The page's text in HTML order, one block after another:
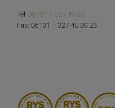
Tel: 06131 – 327 45 23
Fax: 06131 – 327 45 39 23